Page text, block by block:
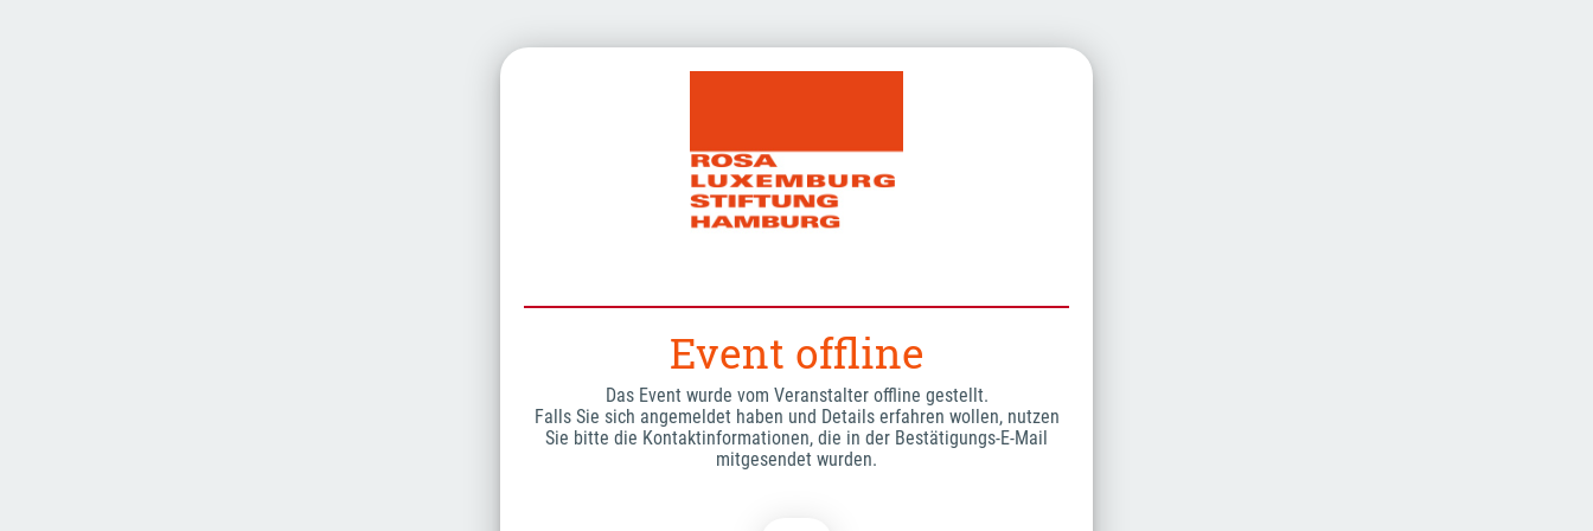
Event offline
Das Event wurde vom Veranstalter offline gestellt.
Falls Sie sich angemeldet haben und Details erfahren wollen, nutzen
Sie bitte die Kontaktinformationen, die in der Bestätigungs-E-Mail
mitgesendet wurden.